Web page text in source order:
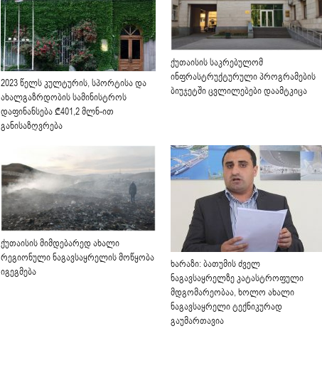
2023 წელს კულტურის, სპორტისა და
ახალგაზრდობის სამინისტროს
დაფინანსება ₾401,2 მლნ-ით
განისაზღვრება
ქუთაისის საკრებულომ
ინფრასტრუქტურული პროგრამების
ბიუჯეტში ცვლილებები დაამტკიცა
ქუთაისის მიმდებარედ ახალი
რეგიონული ნაგავსაყრელის მოწყობა
იგეგმება
ხარაზი: ბათუმის ძველ
ნაგავსაყრელზე კატასტროფული
მდგომარეობაა, ხოლო ახალი
ნაგავსაყრელი ტექნიკურად
გაუმართავია